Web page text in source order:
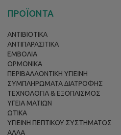
ΠΡΟΪΟΝΤΑ
ΑΝΤΙΒΙΟΤΙΚΑ
ΑΝΤΙΠΑΡΑΣΙΤΙΚΑ
ΕΜΒΟΛΙΑ
ΟΡΜΟΝΙΚΑ
ΠΕΡΙΒΑΛΛΟΝΤΙΚΗ ΥΓΙΕΙΝΗ
ΣΥΜΠΛΗΡΩΜΑΤΑ ΔΙΑΤΡΟΦΗΣ
ΤΕΧΝΟΛΟΓΙΑ & ΕΞΟΠΛΙΣΜΟΣ
ΥΓΕΙΑ ΜΑΤΙΩΝ
ΩΤΙΚΑ
ΥΓΙΕΙΝΗ ΠΕΠΤΙΚΟΥ ΣΥΣΤΗΜΑΤΟΣ
ΑΛΛΑ